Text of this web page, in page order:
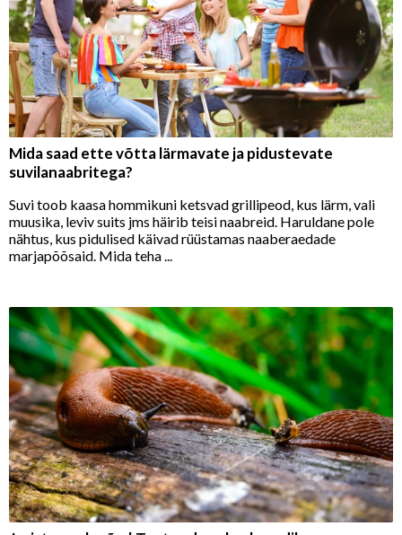
Mida saad ette võtta lärmavate ja pidustevate
suvilanaabritega?
Suvi toob kaasa hommikuni ketsvad grillipeod, kus lärm, vali
muusika, leviv suits jms häirib teisi naabreid. Haruldane pole
nähtus, kus pidulised käivad rüüstamas naaberaedade
marjapõõsaid. Mida teha ...